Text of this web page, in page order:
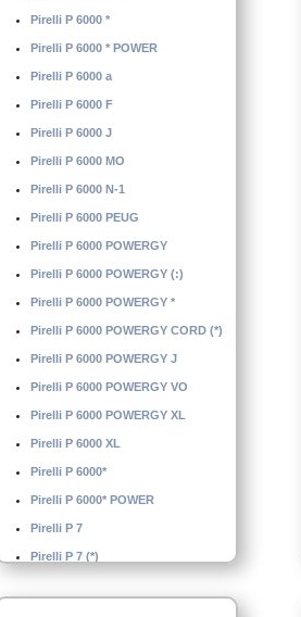
Pirelli P 6000 *
Pirelli P 6000 * POWER
Pirelli P 6000 a
Pirelli P 6000 F
Pirelli P 6000 J
Pirelli P 6000 MO
Pirelli P 6000 N-1
Pirelli P 6000 PEUG
Pirelli P 6000 POWERGY
Pirelli P 6000 POWERGY (:)
Pirelli P 6000 POWERGY *
Pirelli P 6000 POWERGY CORD (*)
Pirelli P 6000 POWERGY J
Pirelli P 6000 POWERGY VO
Pirelli P 6000 POWERGY XL
Pirelli P 6000 XL
Pirelli P 6000*
Pirelli P 6000* POWER
Pirelli P 7
Pirelli P 7 (*)